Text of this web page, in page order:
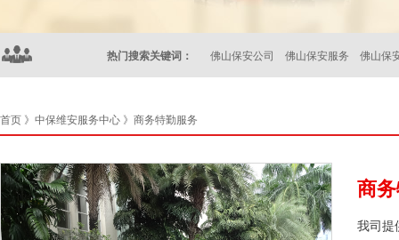
热门搜索关键词： 佛山保安公司 佛山保安服务 佛山保
首页 》 中保维安服务中心 》商务特勤服务
商
我司提